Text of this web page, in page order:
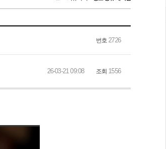
번호 2726
26-03-21 09:08 조회 1556